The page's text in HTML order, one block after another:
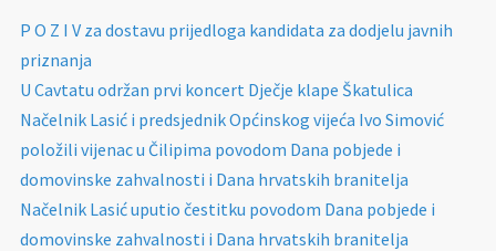
P O Z I V za dostavu prijedloga kandidata za dodjelu javnih
priznanja
U Cavtatu održan prvi koncert Dječje klape Škatulica
Načelnik Lasić i predsjednik Općinskog vijeća Ivo Simović
položili vijenac u Čilipima povodom Dana pobjede i
domovinske zahvalnosti i Dana hrvatskih branitelja
Načelnik Lasić uputio čestitku povodom Dana pobjede i
domovinske zahvalnosti i Dana hrvatskih branitelja